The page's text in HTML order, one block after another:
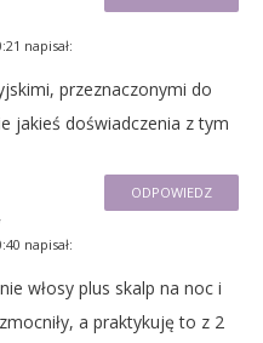
napisał:
przeznaczonymi do
jakieś doświadczenia z tym
ODPOWIEDZ
napisał:
włosy plus skalp na noc i
a praktykuję to z 2